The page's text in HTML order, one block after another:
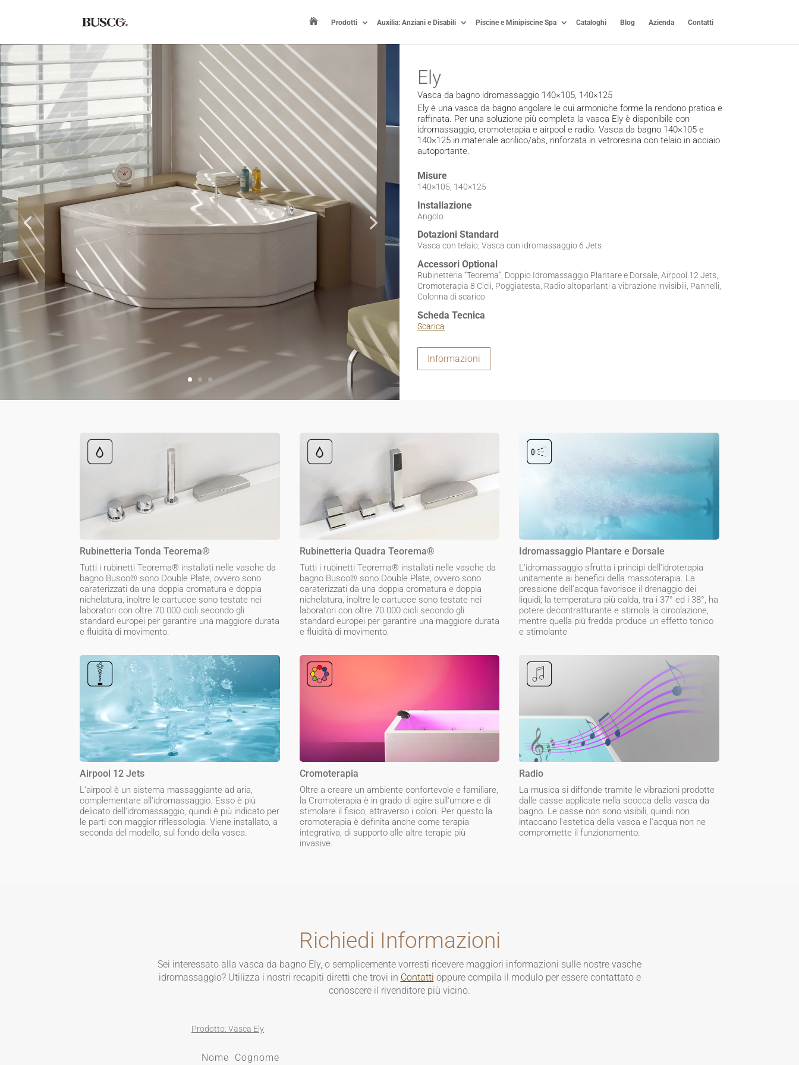
 Prodotti Auxilia: Anziani e Disabili Piscine e Minipiscine Spa Cataloghi Blog Azienda Contatti
Ely
Vasca da bagno idromassaggio 140×105, 140×125
Ely è una vasca da bagno angolare le cui armoniche forme la rendono pratica e
raffinata. Per una soluzione più completa la vasca Ely è disponibile con
idromassaggio, cromoterapia e airpool e radio. Vasca da bagno 140×105 e
140×125 in materiale acrilico/abs, rinforzata in vetroresina con telaio in acciaio
autoportante.
Misure
140×105, 140×125
Installazione
Angolo
Dotazioni Standard
Vasca con telaio, Vasca con idromassaggio 6 Jets
Accessori Optional
Rubinetteria “Teorema”, Doppio Idromassaggio Plantare e Dorsale, Airpool 12 Jets,
Cromoterapia 8 Cicli, Poggiatesta, Radio altoparlanti a vibrazione invisibili, Pannelli,
Colonna di scarico
Scheda Tecnica
Scarica
Informazioni
Rubinetteria Tonda Teorema®
Tutti i rubinetti Teorema® installati nelle vasche da
bagno Busco® sono Double Plate, ovvero sono
caraterizzati da una doppia cromatura e doppia
nichelatura, inoltre le cartucce sono testate nei
laboratori con oltre 70.000 cicli secondo gli
standard europei per garantire una maggiore durata
e fluidità di movimento.
Rubinetteria Quadra Teorema®
Tutti i rubinetti Teorema® installati nelle vasche da
bagno Busco® sono Double Plate, ovvero sono
caraterizzati da una doppia cromatura e doppia
nichelatura, inoltre le cartucce sono testate nei
laboratori con oltre 70.000 cicli secondo gli
standard europei per garantire una maggiore durata
e fluidità di movimento.
Idromassaggio Plantare e Dorsale
L'idromassaggio sfrutta i principi dell'idroterapia
unitamente ai benefici della massoterapia. La
pressione dell'acqua favorisce il drenaggio dei
liquidi; la temperatura più calda, tra i 37° ed i 38°, ha
potere decontratturante e stimola la circolazione,
mentre quella più fredda produce un effetto tonico
e stimolante
Airpool 12 Jets
L'airpool è un sistema massaggiante ad aria,
complementare all'idromassaggio. Esso è più
delicato dell'idromassaggio, quindi è più indicato per
le parti con maggior riflessologia. Viene installato, a
seconda del modello, sul fondo della vasca.
Cromoterapia
Oltre a creare un ambiente confortevole e familiare,
la Cromoterapia è in grado di agire sull'umore e di
stimolare il fisico, attraverso i colori. Per questo la
cromoterapia è definita anche come terapia
integrativa, di supporto alle altre terapie più
invasive.
Radio
La musica si diffonde tramite le vibrazioni prodotte
dalle casse applicate nella scocca della vasca da
bagno. Le casse non sono visibili, quindi non
intaccano l'estetica della vasca e l'acqua non ne
compromette il funzionamento.
Richiedi Informazioni
Sei interessato alla vasca da bagno Ely, o semplicemente vorresti ricevere maggiori informazioni sulle nostre vasche
idromassaggio? Utilizza i nostri recapiti diretti che trovi in Contatti oppure compila il modulo per essere contattato e
conoscere il rivenditore più vicino.
Prodotto: Vasca Ely